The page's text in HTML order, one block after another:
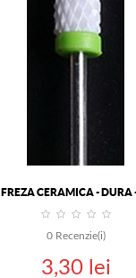
FREZA CERAMICA - DURA
0 Recenzie(i)
3,30 lei